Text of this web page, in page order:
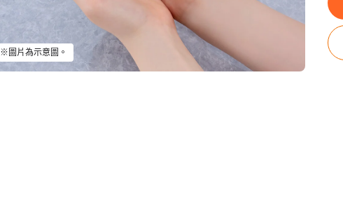
※圖片為示意圖。